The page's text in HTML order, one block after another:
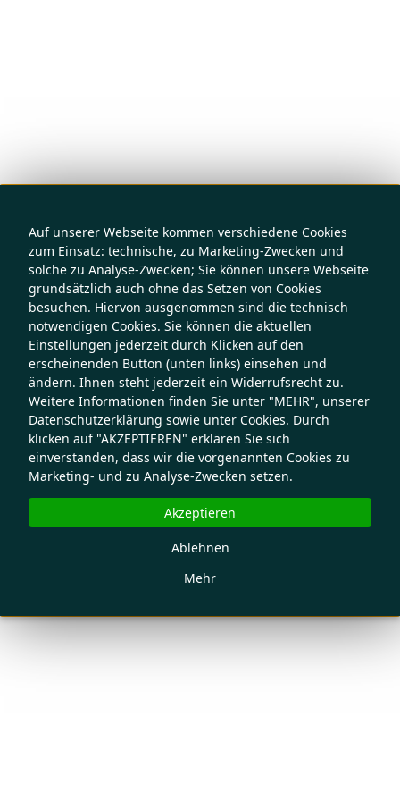
Auf unserer Webseite kommen verschiedene Cookies
zum Einsatz: technische, zu Marketing-Zwecken und
solche zu Analyse-Zwecken; Sie können unsere Webseite
grundsätzlich auch ohne das Setzen von Cookies
besuchen. Hiervon ausgenommen sind die technisch
notwendigen Cookies. Sie können die aktuellen
Einstellungen jederzeit durch Klicken auf den
erscheinenden Button (unten links) einsehen und
ändern. Ihnen steht jederzeit ein Widerrufsrecht zu.
Weitere Informationen finden Sie unter "MEHR", unserer
Datenschutzerklärung sowie unter Cookies. Durch
klicken auf "AKZEPTIEREN" erklären Sie sich
einverstanden, dass wir die vorgenannten Cookies zu
Marketing- und zu Analyse-Zwecken setzen.
Mehr
Ablehnen
Akzeptieren